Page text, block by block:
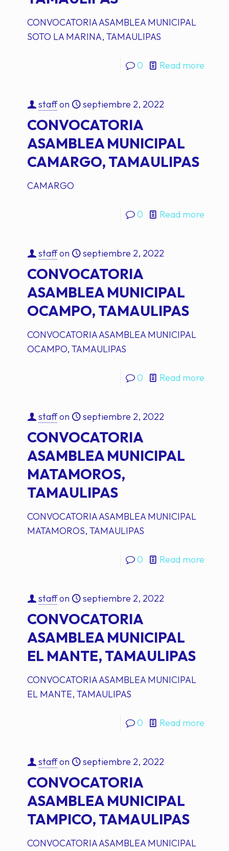
CONVOCATORIA ASAMBLEA MUNICIPAL
SOTO LA MARINA, TAMAULIPAS
0 Read more
staffon septiembre 2, 2022
CONVOCATORIA
ASAMBLEA MUNICIPAL
CAMARGO, TAMAULIPAS
CAMARGO
0 Read more
staffon septiembre 2, 2022
CONVOCATORIA
ASAMBLEA MUNICIPAL
OCAMPO, TAMAULIPAS
CONVOCATORIA ASAMBLEA MUNICIPAL
OCAMPO, TAMAULIPAS
0 Read more
staffon septiembre 2, 2022
CONVOCATORIA
ASAMBLEA MUNICIPAL
MATAMOROS,
TAMAULIPAS
CONVOCATORIA ASAMBLEA MUNICIPAL
MATAMOROS, TAMAULIPAS
0 Read more
staffon septiembre 2, 2022
CONVOCATORIA
ASAMBLEA MUNICIPAL
EL MANTE, TAMAULIPAS
CONVOCATORIA ASAMBLEA MUNICIPAL
EL MANTE, TAMAULIPAS
0 Read more
staffon septiembre 2, 2022
CONVOCATORIA
ASAMBLEA MUNICIPAL
TAMPICO, TAMAULIPAS
CONVOCATORIA ASAMBLEA MUNICIPAL